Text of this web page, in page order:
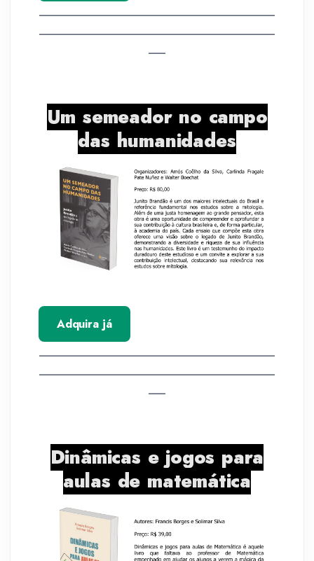
__________________________________________
__________________________________________
___
Um semeador no campo
das humanidades
Adquira já
__________________________________________
__________________________________________
___
Dinâmicas e jogos para
aulas de matemática